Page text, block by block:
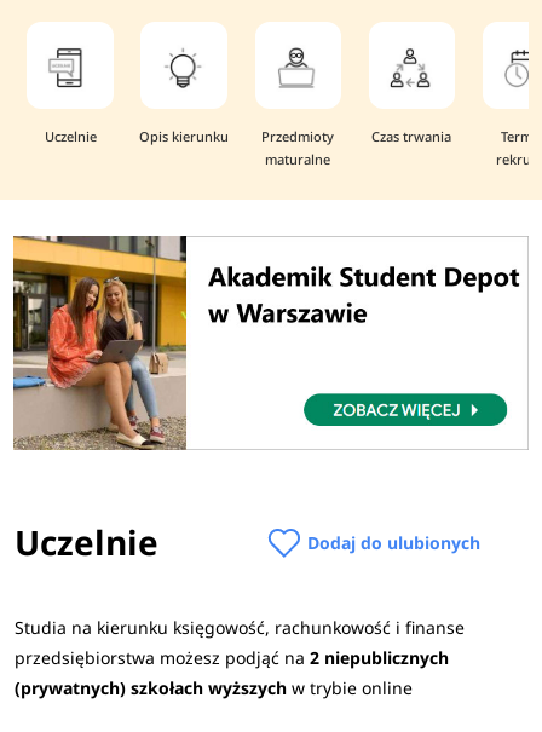
Uczelnie Opis kierunku
Przedmioty
maturalne
Czas trwania
Uczelnie Dodaj do ulubionych
Studia na kierunku księgowość, rachunkowość i finanse
przedsiębiorstwa możesz podjąć na 2 niepublicznych
(prywatnych) szkołach wyższychw trybie online